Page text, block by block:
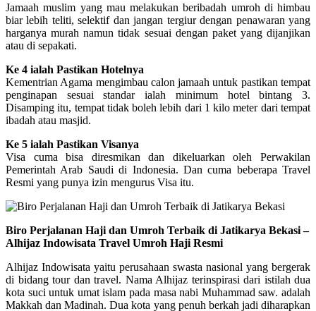
Jamaah muslim yang mau melakukan beribadah umroh di himbau
biar lebih teliti, selektif dan jangan tergiur dengan penawaran yang
harganya murah namun tidak sesuai dengan paket yang dijanjikan
atau di sepakati.
Ke 4 ialah Pastikan Hotelnya
Kementrian Agama mengimbau calon jamaah untuk pastikan tempat
penginapan sesuai standar ialah minimum hotel bintang 3.
Disamping itu, tempat tidak boleh lebih dari 1 kilo meter dari tempat
ibadah atau masjid.
Ke 5 ialah Pastikan Visanya
Visa cuma bisa diresmikan dan dikeluarkan oleh Perwakilan
Pemerintah Arab Saudi di Indonesia. Dan cuma beberapa Travel
Resmi yang punya izin mengurus Visa itu.
Biro Perjalanan Haji dan Umroh Terbaik di Jatikarya Bekasi –
Alhijaz Indowisata Travel Umroh Haji Resmi
Alhijaz Indowisata yaitu perusahaan swasta nasional yang bergerak
di bidang tour dan travel. Nama Alhijaz terinspirasi dari istilah dua
kota suci untuk umat islam pada masa nabi Muhammad saw. adalah
Makkah dan Madinah. Dua kota yang penuh berkah jadi diharapkan